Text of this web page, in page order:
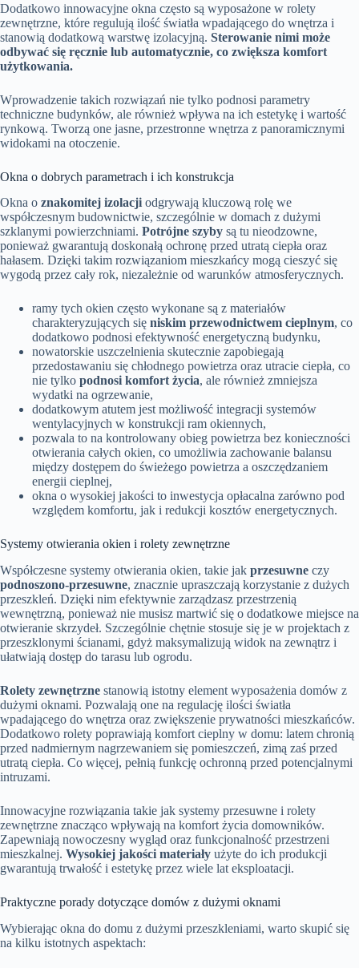
Dodatkowo innowacyjne okna często są wyposażone w rolety
zewnętrzne, które regulują ilość światła wpadającego do wnętrza i
stanowią dodatkową warstwę izolacyjną. Sterowanie nimi może
odbywać się ręcznie lub automatycznie, co zwiększa komfort
użytkowania.
Wprowadzenie takich rozwiązań nie tylko podnosi parametry
techniczne budynków, ale również wpływa na ich estetykę i wartość
rynkową. Tworzą one jasne, przestronne wnętrza z panoramicznymi
widokami na otoczenie.
Okna o dobrych parametrach i ich konstrukcja
Okna o znakomitej izolacji odgrywają kluczową rolę we
współczesnym budownictwie, szczególnie w domach z dużymi
szklanymi powierzchniami. Potrójne szyby są tu nieodzowne,
ponieważ gwarantują doskonałą ochronę przed utratą ciepła oraz
hałasem. Dzięki takim rozwiązaniom mieszkańcy mogą cieszyć się
wygodą przez cały rok, niezależnie od warunków atmosferycznych.
ramy tych okien często wykonane są z materiałów
charakteryzujących się niskim przewodnictwem cieplnym, co
dodatkowo podnosi efektywność energetyczną budynku,
nowatorskie uszczelnienia skutecznie zapobiegają
przedostawaniu się chłodnego powietrza oraz utracie ciepła, co
nie tylko podnosi komfort życia, ale również zmniejsza
wydatki na ogrzewanie,
dodatkowym atutem jest możliwość integracji systemów
wentylacyjnych w konstrukcji ram okiennych,
pozwala to na kontrolowany obieg powietrza bez konieczności
otwierania całych okien, co umożliwia zachowanie balansu
między dostępem do świeżego powietrza a oszczędzaniem
energii cieplnej,
okna o wysokiej jakości to inwestycja opłacalna zarówno pod
względem komfortu, jak i redukcji kosztów energetycznych.
Systemy otwierania okien i rolety zewnętrzne
Współczesne systemy otwierania okien, takie jak przesuwne czy
podnoszono-przesuwne, znacznie upraszczają korzystanie z dużych
przeszkleń. Dzięki nim efektywnie zarządzasz przestrzenią
wewnętrzną, ponieważ nie musisz martwić się o dodatkowe miejsce na
otwieranie skrzydeł. Szczególnie chętnie stosuje się je w projektach z
przeszklonymi ścianami, gdyż maksymalizują widok na zewnątrz i
ułatwiają dostęp do tarasu lub ogrodu.
Rolety zewnętrzne stanowią istotny element wyposażenia domów z
dużymi oknami. Pozwalają one na regulację ilości światła
wpadającego do wnętrza oraz zwiększenie prywatności mieszkańców.
Dodatkowo rolety poprawiają komfort cieplny w domu: latem chronią
przed nadmiernym nagrzewaniem się pomieszczeń, zimą zaś przed
utratą ciepła. Co więcej, pełnią funkcję ochronną przed potencjalnymi
intruzami.
Innowacyjne rozwiązania takie jak systemy przesuwne i rolety
zewnętrzne znacząco wpływają na komfort życia domowników.
Zapewniają nowoczesny wygląd oraz funkcjonalność przestrzeni
mieszkalnej. Wysokiej jakości materiały użyte do ich produkcji
gwarantują trwałość i estetykę przez wiele lat eksploatacji.
Praktyczne porady dotyczące domów z dużymi oknami
Wybierając okna do domu z dużymi przeszkleniami, warto skupić się
na kilku istotnych aspektach: